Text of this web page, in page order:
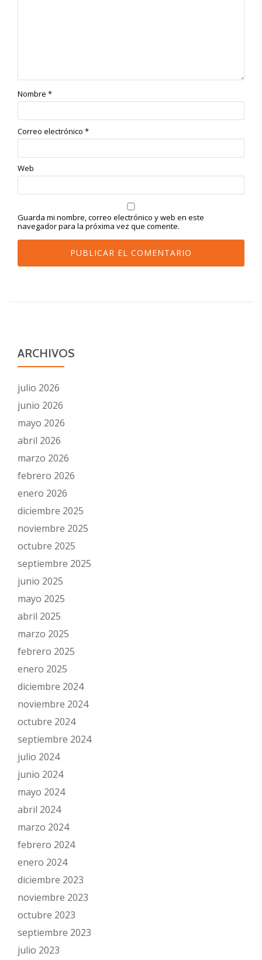
Nombre *
Correo electrónico *
Web
Guarda mi nombre, correo electrónico y web en este
navegador para la próxima vez que comente.
ARCHIVOS
julio 2026
junio 2026
mayo 2026
abril 2026
marzo 2026
febrero 2026
enero 2026
diciembre 2025
noviembre 2025
octubre 2025
septiembre 2025
junio 2025
mayo 2025
abril 2025
marzo 2025
febrero 2025
enero 2025
diciembre 2024
noviembre 2024
octubre 2024
septiembre 2024
julio 2024
junio 2024
mayo 2024
abril 2024
marzo 2024
febrero 2024
enero 2024
diciembre 2023
noviembre 2023
octubre 2023
septiembre 2023
julio 2023